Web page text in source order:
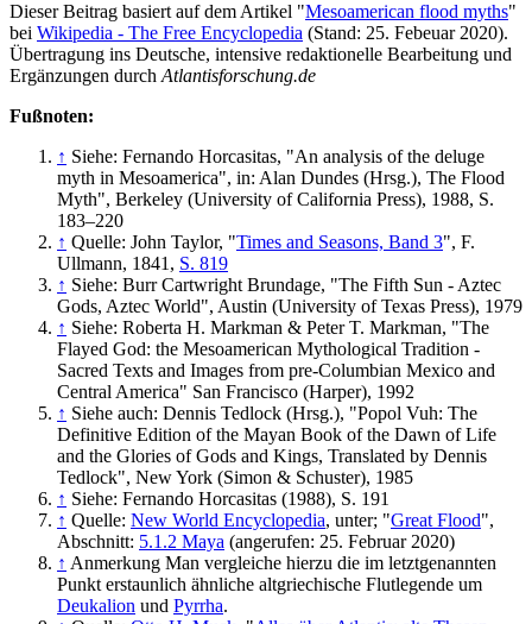
Dieser Beitrag basiert auf dem Artikel "Mesoamerican flood myths"
bei Wikipedia - The Free Encyclopedia (Stand: 25. Febeuar 2020).
Übertragung ins Deutsche, intensive redaktionelle Bearbeitung und
Ergänzungen durch Atlantisforschung.de
Fußnoten:
↑ Siehe: Fernando Horcasitas, "An analysis of the deluge
myth in Mesoamerica", in: Alan Dundes (Hrsg.), The Flood
Myth", Berkeley (University of California Press), 1988, S.
183–220
↑ Quelle: John Taylor, "Times and Seasons, Band 3", F.
Ullmann, 1841, S. 819
↑ Siehe: Burr Cartwright Brundage, "The Fifth Sun - Aztec
Gods, Aztec World", Austin (University of Texas Press), 1979
↑ Siehe: Roberta H. Markman & Peter T. Markman, "The
Flayed God: the Mesoamerican Mythological Tradition -
Sacred Texts and Images from pre-Columbian Mexico and
Central America" San Francisco (Harper), 1992
↑ Siehe auch: Dennis Tedlock (Hrsg.), "Popol Vuh: The
Definitive Edition of the Mayan Book of the Dawn of Life
and the Glories of Gods and Kings, Translated by Dennis
Tedlock", New York (Simon & Schuster), 1985
↑ Siehe: Fernando Horcasitas (1988), S. 191
↑ Quelle: New World Encyclopedia, unter; "Great Flood",
Abschnitt: 5.1.2 Maya (angerufen: 25. Februar 2020)
↑ Anmerkung Man vergleiche hierzu die im letztgenannten
Punkt erstaunlich ähnliche altgriechische Flutlegende um
Deukalion und Pyrrha.